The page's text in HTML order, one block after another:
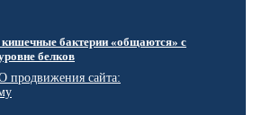
бактерии «общаются» с
белков
продвижения сайта: